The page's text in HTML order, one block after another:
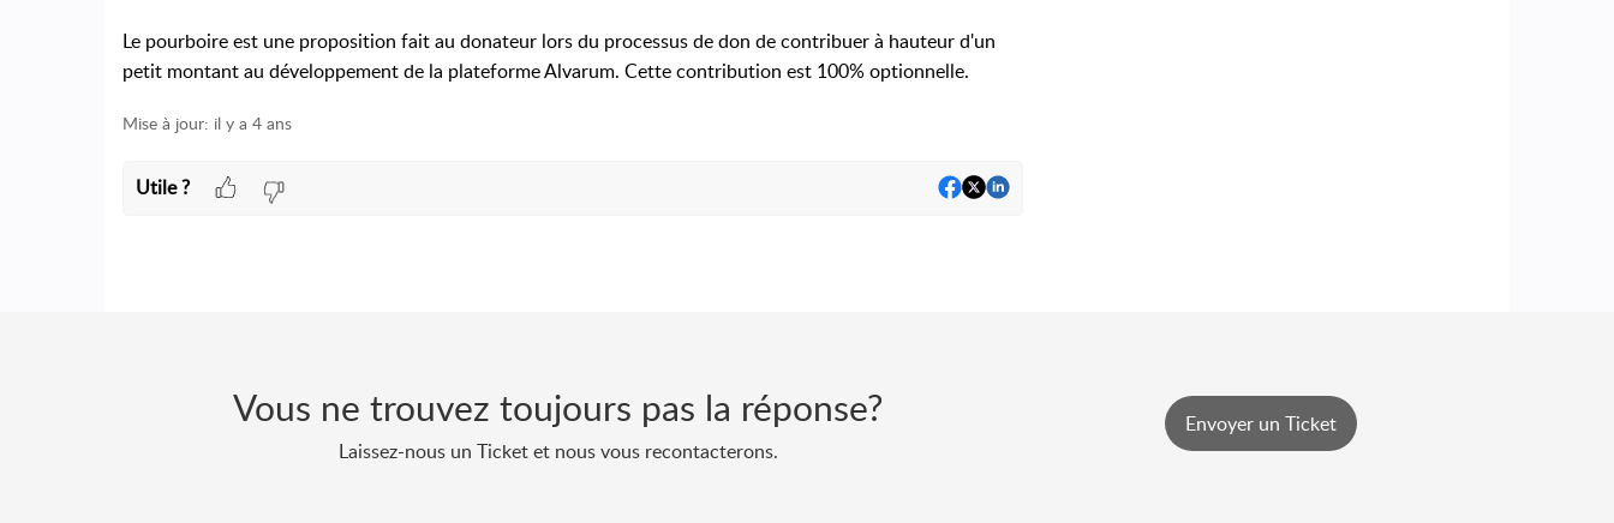
Le pourboire est une proposition fait au donateur lors du processus de don de contribuer à hauteur d'un
petit montant au développement de la plateforme Alvarum. Cette contribution est 100% optionnelle.
Mise à jour: il y a 4 ans
Utile ?
Vous ne trouvez toujours pas la réponse?
Laissez-nous un Ticket et nous vous recontacterons.
Envoyer un Ticket